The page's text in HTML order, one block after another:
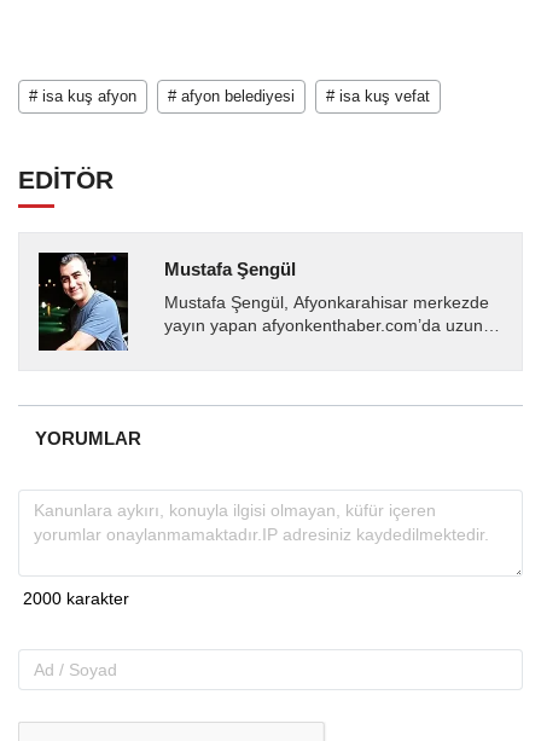
# isa kuş afyon # afyon belediyesi # isa kuş vefat
EDİTÖR
Mustafa Şengül
Mustafa Şengül, Afyonkarahisar merkezde
yayın yapan afyonkenthaber.com’da uzun
almakta, haber akışı...
YORUMLAR